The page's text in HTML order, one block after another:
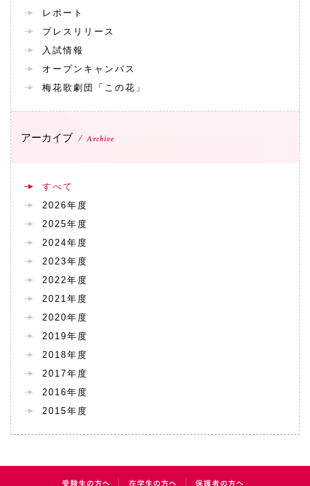
レポート
プレスリリース
入試情報
オープンキャンパス
梅花歌劇団「この花」
アーカイブ Archive
すべて
2026年度
2025年度
2024年度
2023年度
2022年度
2021年度
2020年度
2019年度
2018年度
2017年度
2016年度
2015年度